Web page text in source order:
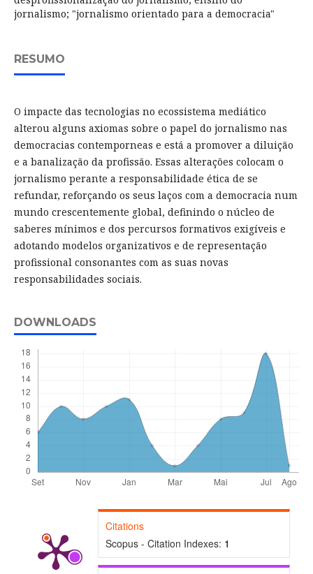
jornalismo; "jornalismo orientado para a democracia"
RESUMO
O impacte das tecnologias no ecossistema mediático
alterou alguns axiomas sobre o papel do jornalismo nas
democracias contemporneas e está a promover a diluição
e a banalização da profissão. Essas alterações colocam o
jornalismo perante a responsabilidade ética de se
refundar, reforçando os seus laços com a democracia num
mundo crescentemente global, definindo o núcleo de
saberes mínimos e dos percursos formativos exigíveis e
adotando modelos organizativos e de representação
profissional consonantes com as suas novas
responsabilidades sociais.
DOWNLOADS
Citations
Scopus - Citation Indexes: 1